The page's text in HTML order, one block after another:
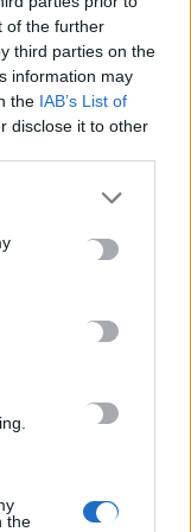
of the further
third parties on the
information may
the IAB’s List of
disclose it to other
the
και την Ισπανία
ένα πιο λαμπερό
με λευκό